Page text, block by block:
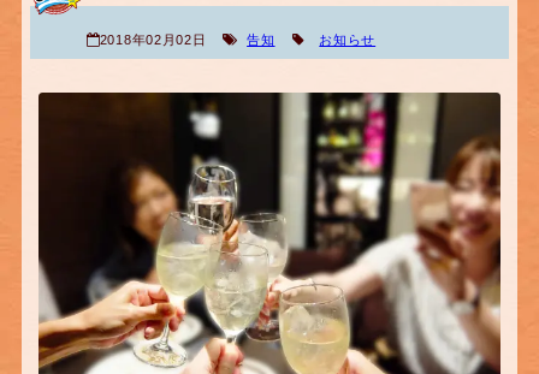
2018年02月02日 告知 お知らせ